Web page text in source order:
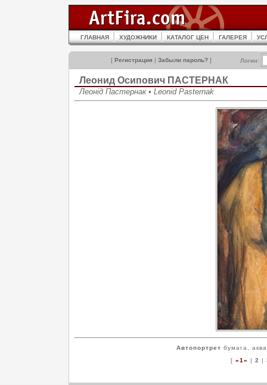
ГЛАВНАЯ ХУДОЖНИКИ КАТАЛОГ ЦЕН ГАЛЕРЕЯ
[ Регистрация | Забыли пароль? ] Логин:
Леонид Осипович ПАСТЕРНАК
Леонід Пастернак • Leonid Pasternak
Автопортрет бумага,
[ »1« | 2 |